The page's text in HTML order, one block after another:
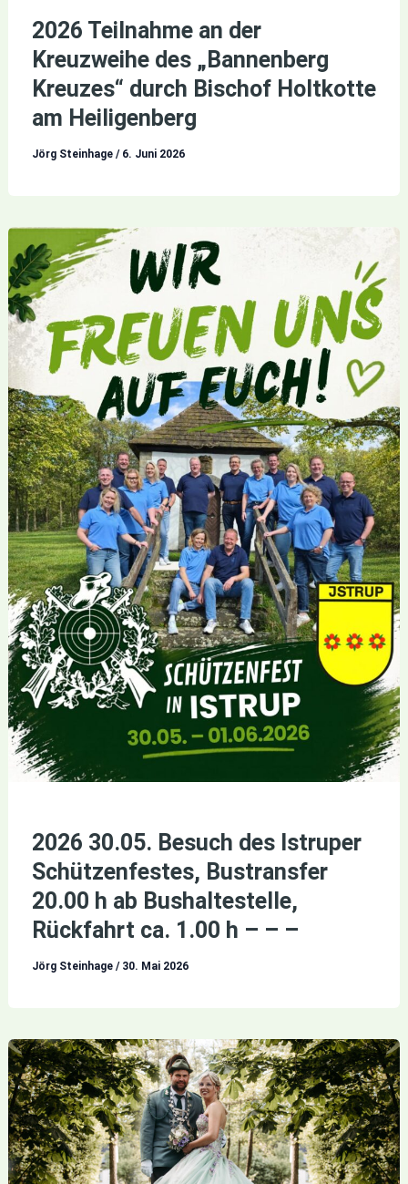
2026 Teilnahme an der
Kreuzweihe des „Bannenberg
Kreuzes“ durch Bischof Holtkotte
am Heiligenberg
Jörg Steinhage / 6. Juni 2026
2026 30.05. Besuch des Istruper
Schützenfestes, Bustransfer
20.00 h ab Bushaltestelle,
Rückfahrt ca. 1.00 h – – –
Jörg Steinhage / 30. Mai 2026